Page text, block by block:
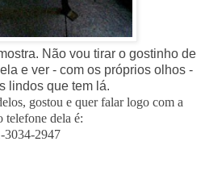
Não vou tirar o gostinho de
e ver - com os próprios olhos -
lindos que tem lá.
gostou e quer falar logo com a
telefone dela é:
3034-2947